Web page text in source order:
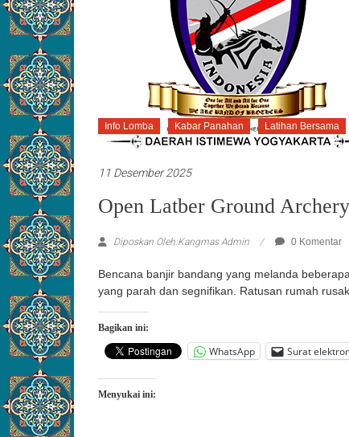
Info Lomba Kabar Panahan Latihan Bersama
11 Desember 2025
Open Latber Ground
Diposkan Oleh:Kangmas Admin 0 Komentar
Bencana banjir bandang yang melanda
yang parah dan segnifikan. Ratusan rumah
Bagikan ini:
WhatsApp Surat
Menyukai ini: